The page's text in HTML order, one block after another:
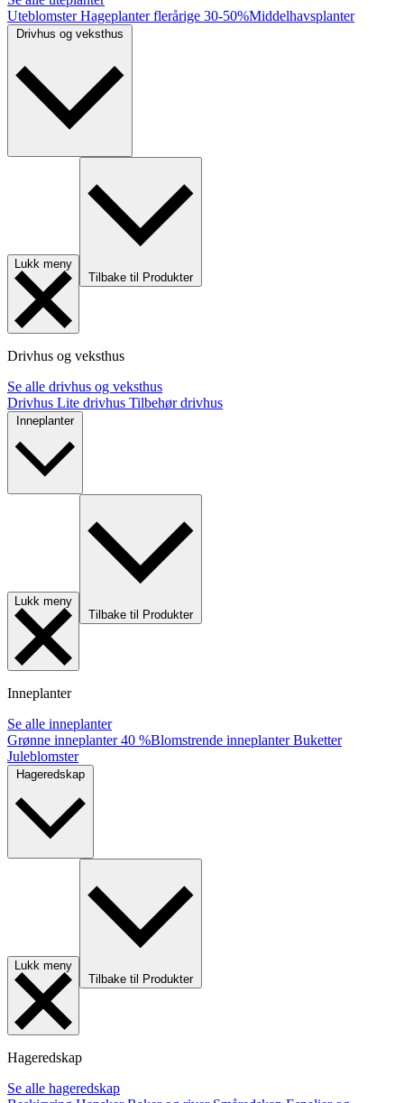
UteblomsterHageplanter flerårige 30-50%Middelhavsplanter
Lukk meny
Tilbake til Produkter
Drivhus og veksthus
Se alle drivhus og veksthus
Drivhus Lite drivhus Tilbehør drivhus
Inneplanter
Lukk meny
Tilbake til Produkter
Inneplanter
Se alle inneplanter
Grønne inneplanter40 %Blomstrende inneplanterBuketter
Juleblomster
Lukk meny
Tilbake til Produkter
Hageredskap
Se alle hageredskap